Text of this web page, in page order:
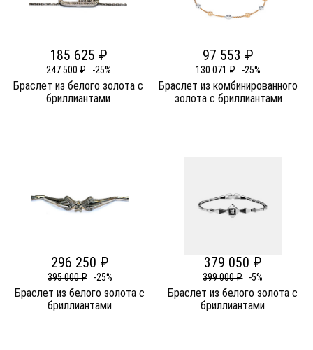
185 625 ₽
247 500 ₽ -25%
Браслет из белого золота c
бриллиантами
97 553 ₽
130 071 ₽ -25%
Браслет из комбинированного
золота c бриллиантами
296 250 ₽
395 000 ₽ -25%
Браслет из белого золота c
бриллиантами
379 050 ₽
399 000 ₽ -5%
Браслет из белого золота c
бриллиантами